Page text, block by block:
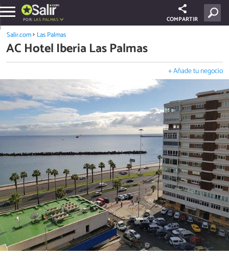
POR: LAS PALMAS COMPARTIR
Salir.com Las Palmas
AC Hotel Iberia Las Palmas
+ Añade tu negocio